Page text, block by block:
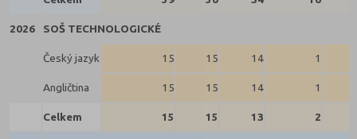
2026 SOŠ TECHNOLOGICKÉ
Český jazyk 15 15 14 1
Angličtina 15 15 14 1
Celkem 15 15 13 2